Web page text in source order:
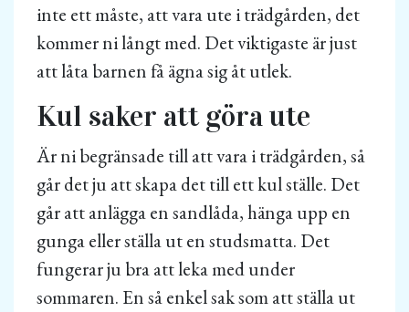
inte ett måste, att vara ute i trädgården, det
kommer ni långt med. Det viktigaste är just
att låta barnen få ägna sig åt utlek.
Kul saker att göra ute
Är ni begränsade till att vara i trädgården, så
går det ju att skapa det till ett kul ställe. Det
går att anlägga en sandlåda, hänga upp en
gunga eller ställa ut en studsmatta. Det
fungerar ju bra att leka med under
sommaren. En så enkel sak som att ställa ut